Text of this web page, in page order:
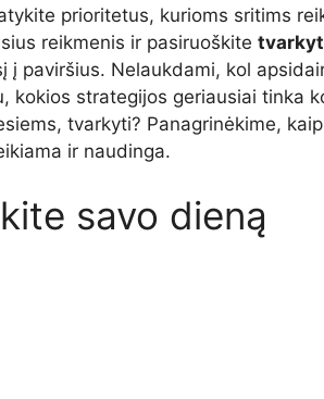
prioritetus, kurioms sritims
reikmenis ir pasiruoškite
į paviršius. Nelaukdami, kol
kokios strategijos geriausiai tinka
tvarkyti? Panagrinėkime,
ir naudinga.
savo dieną